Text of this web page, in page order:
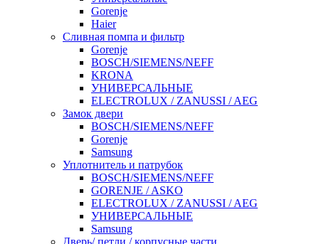
Gorenje
Haier
Сливная помпа и фильтр
Gorenje
BOSCH/SIEMENS/NEFF
KRONA
УНИВЕРСАЛЬНЫЕ
ELECTROLUX / ZANUSSI / AEG
Замок двери
BOSCH/SIEMENS/NEFF
Gorenje
Samsung
Уплотнитель и патрубок
BOSCH/SIEMENS/NEFF
GORENJE / ASKO
ELECTROLUX / ZANUSSI / AEG
УНИВЕРСАЛЬНЫЕ
Samsung
Дверь/ петли / корпусные части